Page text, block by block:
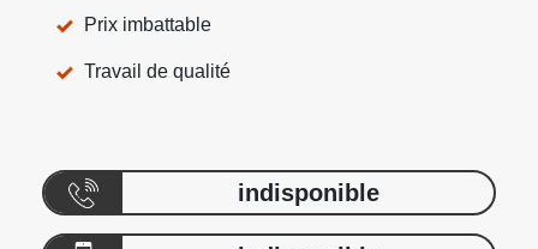
Prix imbattable
Travail de qualité
indisponible